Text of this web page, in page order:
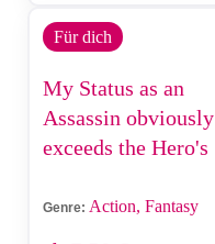
Für dich
My Status as an
Assassin obviously
exceeds the Hero's
Genre: Action, Fantasy